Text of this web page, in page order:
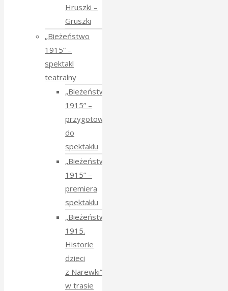
Hruszki –
Gruszki
„Bieżeństwo
1915” –
spektakl
teatralny
„Bieżeństwo
1915” –
przygotowania
do
spektaklu
„Bieżeństwo
1915” –
premiera
spektaklu
„Bieżeństwo
1915.
Historie
dzieci
z Narewki”
w trasie